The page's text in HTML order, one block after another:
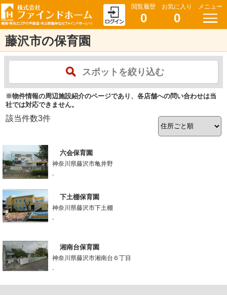
閲覧履歴
0
お気に入り
0
メニュー
藤沢市の保育園
スポットを絞り込む
※物件情報の周辺施設紹介のページであり、各店舗への問い合わせは当
社では対応できません。
該当件数3件
六会保育園
神奈川県藤沢市亀井野
-
下土棚保育園
神奈川県藤沢市下土棚
-
湘南台保育園
神奈川県藤沢市湘南台６丁目
-